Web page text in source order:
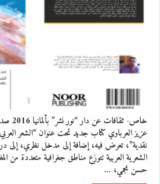
خاص-
عزيز العرباوي كتاب جديد تحت عنوان “الشعر
نقدية”، تعرض فيه، إضافة إلى مدخل نظري، إلى
الشعرية العربية تتوزع مناطق جغرافية متعددة من
حسن نجمي، …